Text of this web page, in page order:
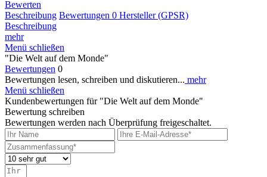
Bewerten
Beschreibung Bewertungen 0 Hersteller (GPSR)
Beschreibung
mehr
Menü schließen
"Die Welt auf dem Monde"
Bewertungen 0
Bewertungen lesen, schreiben und diskutieren... mehr
Menü schließen
Kundenbewertungen für "Die Welt auf dem Monde"
Bewertung schreiben
Bewertungen werden nach Überprüfung freigeschaltet.